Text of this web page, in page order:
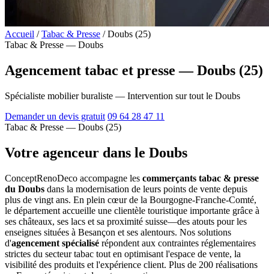
Accueil / Tabac & Presse / Doubs (25)
Tabac & Presse — Doubs
Agencement tabac et presse — Doubs (25)
Spécialiste mobilier buraliste — Intervention sur tout le Doubs
Demander un devis gratuit 09 64 28 47 11
Tabac & Presse — Doubs (25)
Votre agenceur dans le Doubs
ConceptRenoDeco accompagne les commerçants tabac & presse
du Doubs dans la modernisation de leurs points de vente depuis
plus de vingt ans. En plein cœur de la Bourgogne-Franche-Comté,
le département accueille une clientèle touristique importante grâce à
ses châteaux, ses lacs et sa proximité suisse—des atouts pour les
enseignes situées à Besançon et ses alentours. Nos solutions
d'agencement spécialisé répondent aux contraintes réglementaires
strictes du secteur tabac tout en optimisant l'espace de vente, la
visibilité des produits et l'expérience client. Plus de 200 réalisations